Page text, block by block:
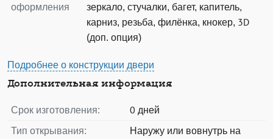
оформления
зеркало, стучалки, багет, капитель,
карниз, резьба, филёнка, кнокер, 3D
(доп. опция)
Подробнее о конструкции двери
Дополнительная информация
Срок изготовления:
0 дней
Тип открывания:
Наружу или вовнутрь на